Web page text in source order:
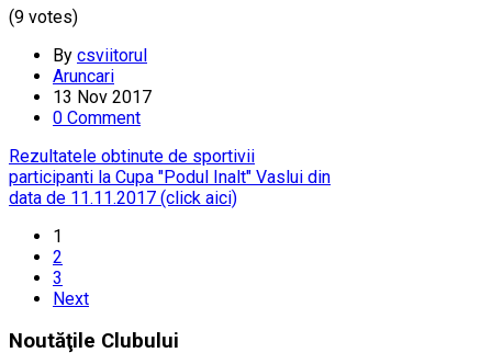
(9 votes)
By csviitorul
Aruncari
13 Nov 2017
0 Comment
Rezultatele obtinute de sportivii
participanti la Cupa "Podul Inalt" Vaslui din
data de 11.11.2017 (click aici)
1
2
3
Next
Noutăţile Clubului